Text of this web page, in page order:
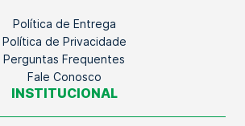
Política de Entrega
Política de Privacidade
Perguntas Frequentes
Fale Conosco
INSTITUCIONAL